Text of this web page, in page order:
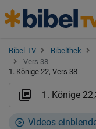
Bibel TV Bibelthek
Vers 38
1. Könige 22, Vers 38
Videos